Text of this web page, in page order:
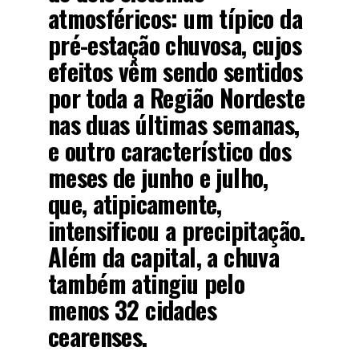
atmosféricos: um típico da
pré-estação chuvosa, cujos
efeitos vêm sendo sentidos
por toda a Região Nordeste
nas duas últimas semanas,
e outro característico dos
meses de junho e julho,
que, atipicamente,
intensificou a precipitação.
Além da capital, a chuva
também atingiu pelo
menos 32 cidades
cearenses.